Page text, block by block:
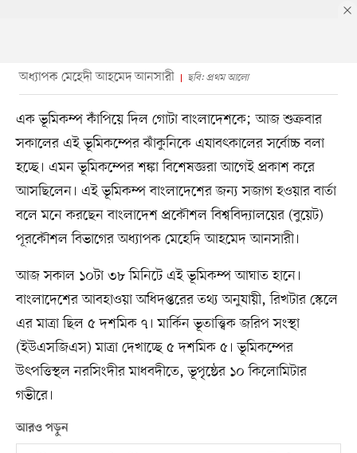
অধ্যাপক মেহেদী আহমেদ আনসারী ছবি: প্রথম আলো
এক ভূমিকম্প কাঁপিয়ে দিল গোটা বাংলাদেশকে; আজ শুক্রবার
সকালের এই ভূমিকম্পের ঝাঁকুনিকে এযাবৎকালের সর্বোচ্চ বলা
হচ্ছে। এমন ভূমিকম্পের শঙ্কা বিশেষজ্ঞরা আগেই প্রকাশ করে
আসছিলেন। এই ভূমিকম্প বাংলাদেশের জন্য সজাগ হওয়ার বার্তা
বলে মনে করছেন বাংলাদেশ প্রকৌশল বিশ্ববিদ্যালয়ের (বুয়েট)
পূরকৌশল বিভাগের অধ্যাপক মেহেদি আহমেদ আনসারী।
আজ সকাল ১০টা ৩৮ মিনিটে এই ভূমিকম্প আঘাত হানে।
বাংলাদেশের আবহাওয়া অধিদপ্তরের তথ্য অনুযায়ী, রিখটার স্কেলে
এর মাত্রা ছিল ৫ দশমিক ৭। মার্কিন ভূতাত্ত্বিক জরিপ সংস্থা
(ইউএসজিএস) মাত্রা দেখাচ্ছে ৫ দশমিক ৫। ভূমিকম্পের
উৎপত্তিস্থল নরসিংদীর মাধবদীতে, ভূপৃষ্ঠের ১০ কিলোমিটার
গভীরে।
আরও পড়ুন